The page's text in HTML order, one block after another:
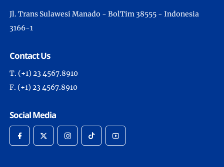
Jl. Trans Sulawesi Manado - BolTim 38555 - Indonesia
3166-1
Contact Us
T. (+1) 23 4567.8910
F. (+1) 23 4567.8910
Social Media